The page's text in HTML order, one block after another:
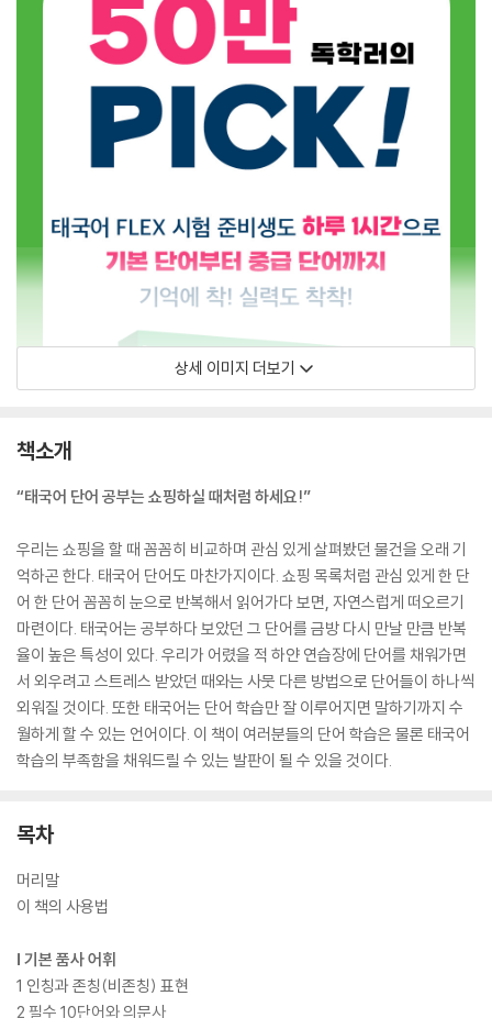
상세 이미지 더보기
책소개
“태국어 단어 공부는 쇼핑하실 때처럼 하세요!”
우리는 쇼핑을 할 때 꼼꼼히 비교하며 관심 있게 살펴봤던 물건을 오래 기
억하곤 한다. 태국어 단어도 마찬가지이다. 쇼핑 목록처럼 관심 있게 한 단
어 한 단어 꼼꼼히 눈으로 반복해서 읽어가다 보면, 자연스럽게 떠오르기
마련이다. 태국어는 공부하다 보았던 그 단어를 금방 다시 만날 만큼 반복
율이 높은 특성이 있다. 우리가 어렸을 적 하얀 연습장에 단어를 채워가면
서 외우려고 스트레스 받았던 때와는 사뭇 다른 방법으로 단어들이 하나씩
외워질 것이다. 또한 태국어는 단어 학습만 잘 이루어지면 말하기까지 수
월하게 할 수 있는 언어이다. 이 책이 여러분들의 단어 학습은 물론 태국어
학습의 부족함을 채워드릴 수 있는 발판이 될 수 있을 것이다.
목차
머리말
이 책의 사용법
Ⅰ 기본 품사 어휘
1 인칭과 존칭(비존칭) 표현
2 필수 10단어와 의문사